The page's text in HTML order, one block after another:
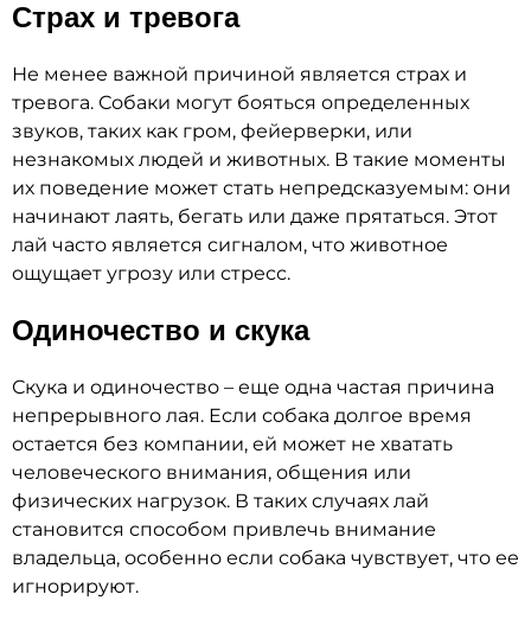
Страх и тревога
Не менее важной причиной является страх и
тревога. Собаки могут бояться определенных
звуков, таких как гром, фейерверки, или
незнакомых людей и животных. В такие моменты
их поведение может стать непредсказуемым: они
начинают лаять, бегать или даже прятаться. Этот
лай часто является сигналом, что животное
ощущает угрозу или стресс.
Одиночество и скука
Скука и одиночество – еще одна частая причина
непрерывного лая. Если собака долгое время
остается без компании, ей может не хватать
человеческого внимания, общения или
физических нагрузок. В таких случаях лай
становится способом привлечь внимание
владельца, особенно если собака чувствует, что ее
игнорируют.